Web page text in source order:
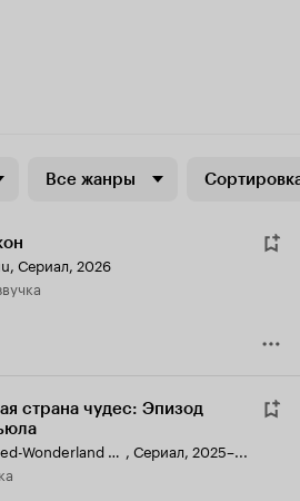
Все жанры
, Сериал, 2026
страна чудес: Эпизод
Disney Twisted-Wonderland The Animation: Episode of Heartslabyul , Сериал, 2025–...